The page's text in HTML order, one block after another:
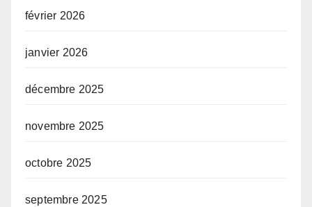
février 2026
janvier 2026
décembre 2025
novembre 2025
octobre 2025
septembre 2025